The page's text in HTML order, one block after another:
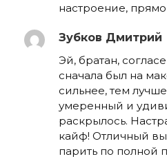
настроение, прямо
Зубков Дмитрий
Эй, братан,
сначала был на
сильнее, тем
умеренный и
раскрылось.
кайф! Отличный
парить по полной